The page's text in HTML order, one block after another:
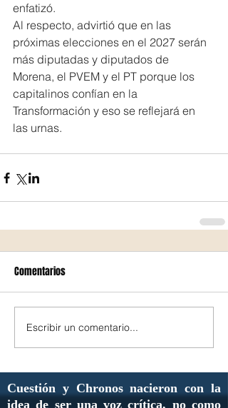
enfatizó.
Al respecto, advirtió que en las
próximas elecciones en el 2027 serán
más diputadas y diputados de
Morena, el PVEM y el PT porque los
capitalinos confían en la
Transformación y eso se reflejará en
las urnas.
Comentarios
Escribir un comentario...
Cuestión y Chronos nacieron con la
idea de ser una voz crítica, no como